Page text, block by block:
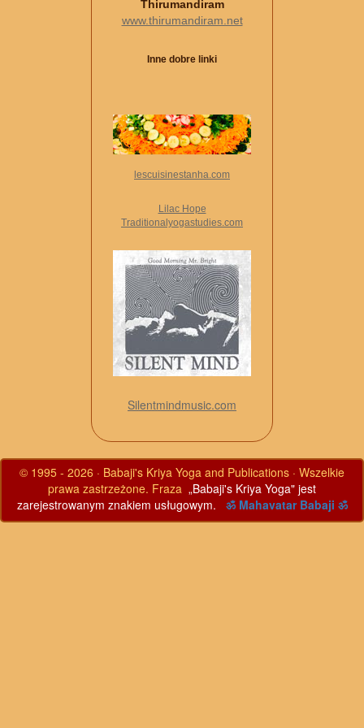
Thirumandiram
www.thirumandiram.net
Inne dobre linki
lescuisinestanha.com
Lilac Hope
Traditionalyogastudies.com
Silentmindmusic.com
© 1995 - 2026 · Babaji's Kriya Yoga and Publications · Wszelkie
prawa zastrzeżone. Fraza „Babaji's Kriya Yoga" jest
zarejestrowanym znakiem usługowym.
ॐ Mahavatar Babaji ॐ